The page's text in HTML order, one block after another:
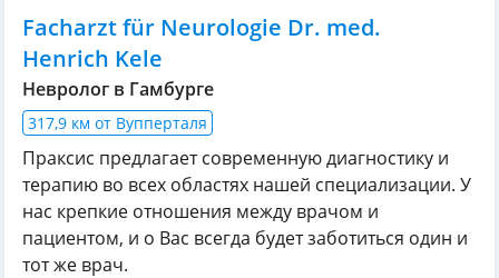
Facharzt für Neurologie Dr. med.
Henrich Kele
Невролог в Гамбурге
317,9 км от Вупперталя
Праксис предлагает современную диагностику и
терапию во всех областях нашей специализации. У
нас крепкие отношения между врачом и
пациентом, и о Вас всегда будет заботиться один и
тот же врач.